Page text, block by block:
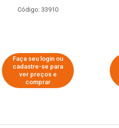
Código: 33910
Faça seu login ou
cadastre-se para
ver preços e
comprar